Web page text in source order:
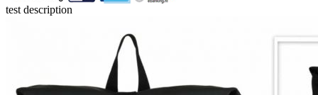
test description